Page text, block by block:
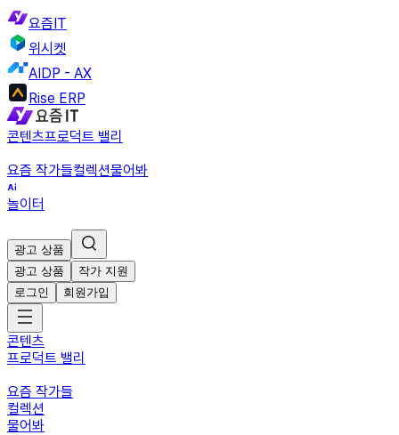
요즘IT
위시켓
AIDP - AX
Rise ERP
콘텐츠프로덕트 밸리
요즘 작가들컬렉션물어봐
놀이터
광고 상품
광고 상품
작가 지원
로그인
회원가입
콘텐츠
프로덕트 밸리
요즘 작가들
컬렉션
물어봐